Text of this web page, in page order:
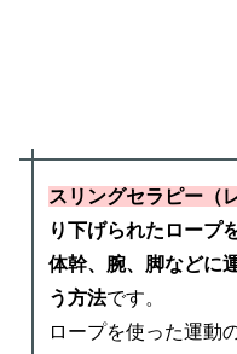
スリングセラピー（
り下げられたロープ
体幹、腕、脚などに
う方法です。
ロープを使った運動